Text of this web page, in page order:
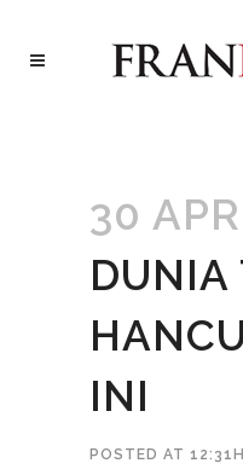
30 APR
DUNIA
INI
POSTED AT 12:31H